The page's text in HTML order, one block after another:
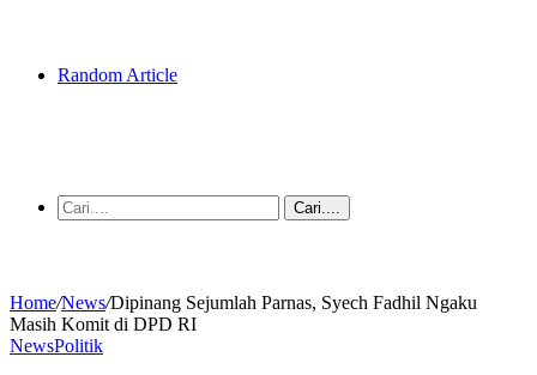
Random Article
Cari....
Home/News/Dipinang Sejumlah Parnas, Syech Fadhil Ngaku
Masih Komit di DPD RI
NewsPolitik